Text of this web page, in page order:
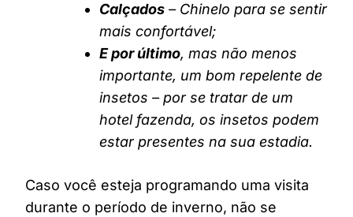
Calçados – Chinelo para se sentir
mais confortável;
E por último, mas não menos
importante, um bom repelente de
insetos – por se tratar de um
hotel fazenda, os insetos podem
estar presentes na sua estadia.
Caso você esteja programando uma visita
durante o período de inverno, não se